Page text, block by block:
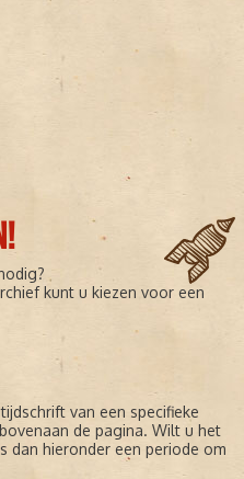
kunt u kiezen voor een
van een specifieke
de pagina. Wilt u het
dan hieronder een periode om